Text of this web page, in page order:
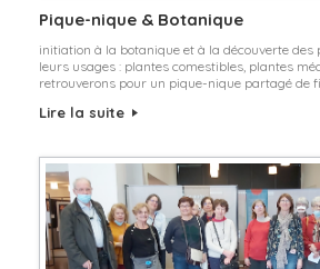
Pique-nique & Botanique
initiation à la botanique et à la découverte des
leurs usages : plantes comestibles, plantes
retrouverons pour un pique-nique partagé de
Lire la suite